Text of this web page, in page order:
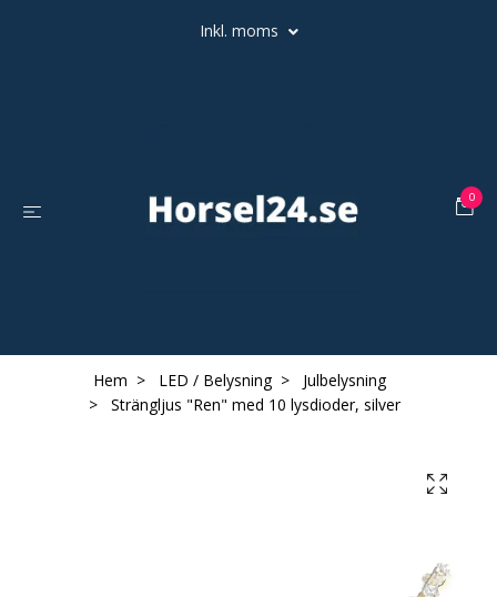
Inkl. moms
0
Hem LED / Belysning
Julbelysning
Strängljus "Ren" med 10 lysdioder, silver